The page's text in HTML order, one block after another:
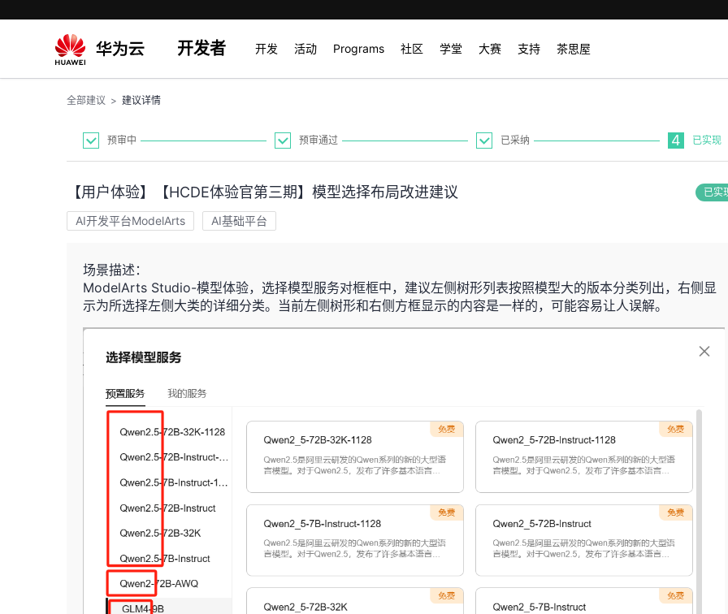
开发者 开发 活动 Programs 社区 学堂 大赛 支持 茶思屋
全部建议 > 建议详情
预审中 预审通过 已采纳 4 已实现
【用户体验】【HCDE体验官第三期】模型选择布局改进建议 已实
AI开发平台ModelArts AI基础平台
场景描述：
ModelArts Studio-模型体验，选择模型服务对框框中，建议左侧树形列表按照模型大的版本分类列出，右侧显
示为所选择左侧大类的详细分类。当前左侧树形和右侧方框显示的内容是一样的，可能容易让人误解。